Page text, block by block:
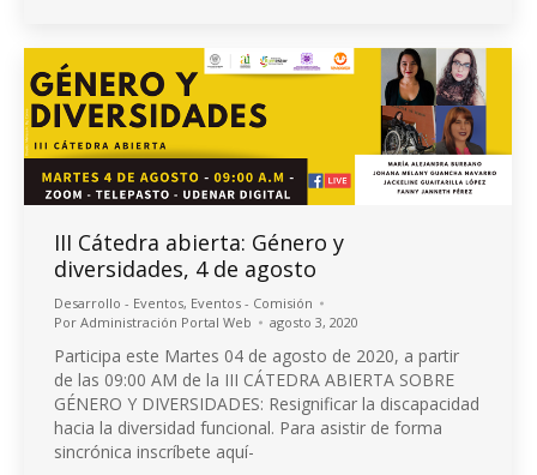
III Cátedra abierta: Género y
diversidades, 4 de agosto
Desarrollo - Eventos, Eventos - Comisión
Por Administración Portal Web agosto 3, 2020
Participa este Martes 04 de agosto de 2020, a partir
de las 09:00 AM de la III CÁTEDRA ABIERTA SOBRE
GÉNERO Y DIVERSIDADES: Resignificar la discapacidad
hacia la diversidad funcional. Para asistir de forma
sincrónica inscríbete aquí-